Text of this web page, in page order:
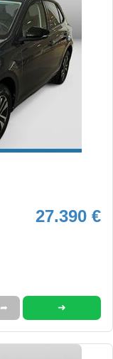
27.390 €
➦ ➜